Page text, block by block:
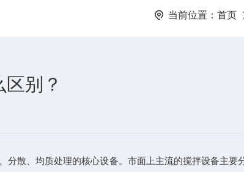
当前位置： 首页
别？
、均质处理的核心设备。市面上主流的搅拌设备主要